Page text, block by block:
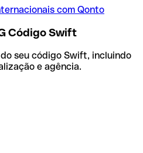
com Qonto
Código Swift
seu código Swift, incluindo
e agência.